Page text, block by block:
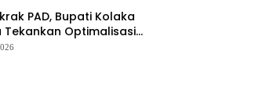
PAD, Bupati Kolaka
Tekankan Optimalisasi
Sektor Tambang